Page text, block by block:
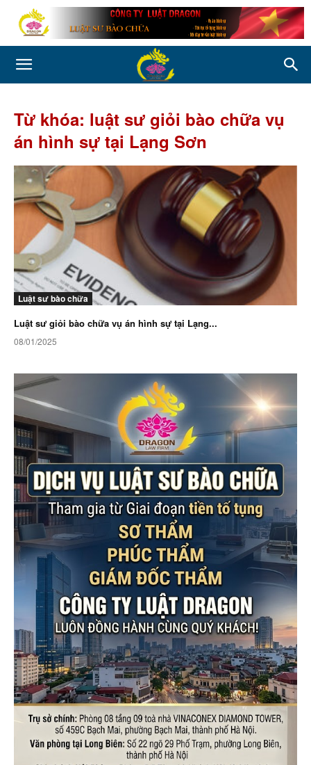
Từ khóa: luật sư giỏi bào chữa vụ
án hình sự tại Lạng Sơn
Luật sư bào chữa
Luật sư giỏi bào chữa vụ án hình sự tại Lạng...
08/01/2025